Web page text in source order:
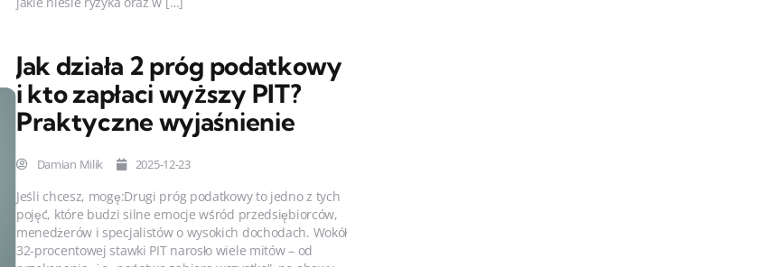
Jak działa 2 próg podatkowy
i kto zapłaci wyższy PIT?
Praktyczne wyjaśnienie
Damian Milik 2025-12-23
Jeśli chcesz, mogę:Drugi próg podatkowy to jedno z tych
pojęć, które budzi silne emocje wśród przedsiębiorców,
menedżerów i specjalistów o wysokich dochodach. Wokół
32-procentowej stawki PIT narosło wiele mitów – od